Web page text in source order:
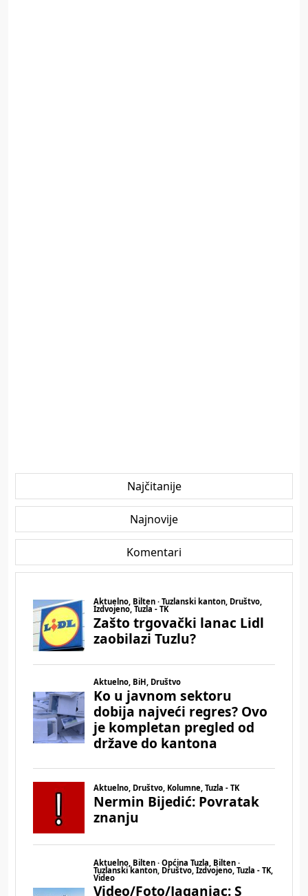
Najčitanije
Najnovije
Komentari